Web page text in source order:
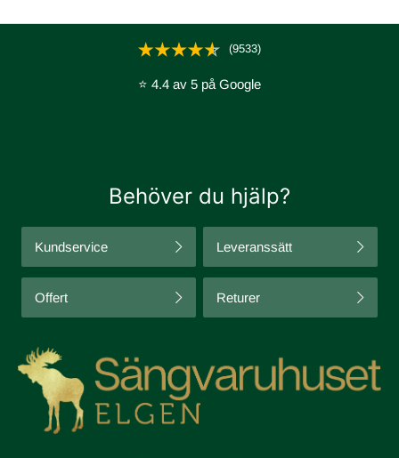
(9533)
⭐ 4.4 av 5 på Google
Behöver du hjälp?
Kundservice Leveranssätt
Offert Returer